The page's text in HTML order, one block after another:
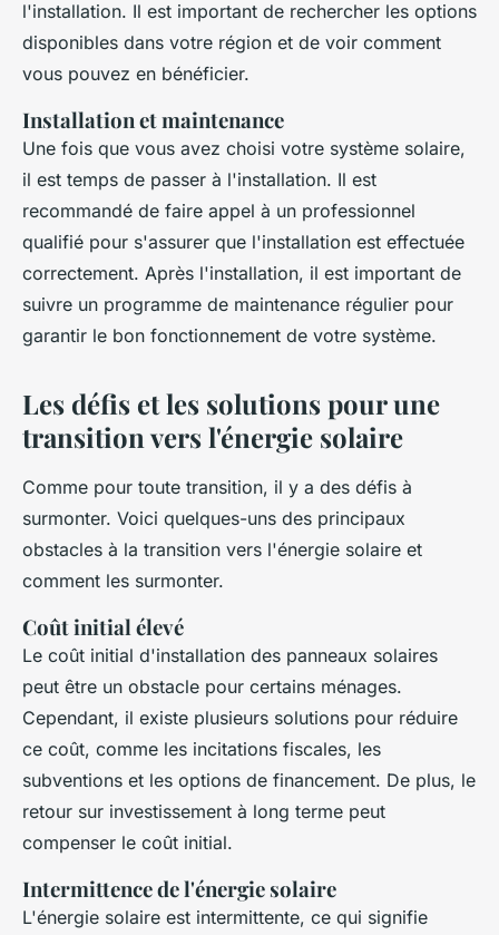
l'installation. Il est important de rechercher les options
disponibles dans votre région et de voir comment
vous pouvez en bénéficier.
Installation et maintenance
Une fois que vous avez choisi votre système solaire,
il est temps de passer à l'installation. Il est
recommandé de faire appel à un professionnel
qualifié pour s'assurer que l'installation est effectuée
correctement. Après l'installation, il est important de
suivre un programme de maintenance régulier pour
garantir le bon fonctionnement de votre système.
Les défis et les solutions pour une
transition vers l'énergie solaire
Comme pour toute transition, il y a des défis à
surmonter. Voici quelques-uns des principaux
obstacles à la transition vers l'énergie solaire et
comment les surmonter.
Coût initial élevé
Le coût initial d'installation des panneaux solaires
peut être un obstacle pour certains ménages.
Cependant, il existe plusieurs solutions pour réduire
ce coût, comme les incitations fiscales, les
subventions et les options de financement. De plus, le
retour sur investissement à long terme peut
compenser le coût initial.
Intermittence de l'énergie solaire
L'énergie solaire est intermittente, ce qui signifie